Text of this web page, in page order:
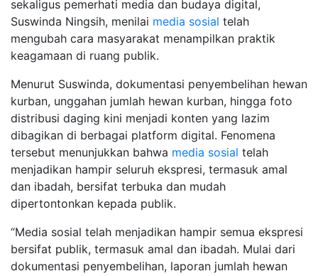
sekaligus pemerhati media dan budaya digital,
Suswinda Ningsih, menilai media sosial telah
mengubah cara masyarakat menampilkan praktik
keagamaan di ruang publik.
Menurut Suswinda, dokumentasi penyembelihan hewan
kurban, unggahan jumlah hewan kurban, hingga foto
distribusi daging kini menjadi konten yang lazim
dibagikan di berbagai platform digital. Fenomena
tersebut menunjukkan bahwa media sosial telah
menjadikan hampir seluruh ekspresi, termasuk amal
dan ibadah, bersifat terbuka dan mudah
dipertontonkan kepada publik.
“Media sosial telah menjadikan hampir semua ekspresi
bersifat publik, termasuk amal dan ibadah. Mulai dari
dokumentasi penyembelihan, laporan jumlah hewan